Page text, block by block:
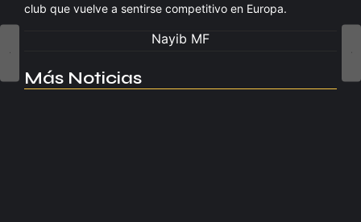
club que vuelve a sentirse competitivo en Europa.
Nayib MF
Más Noticias